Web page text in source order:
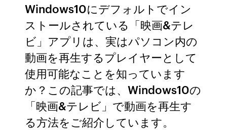
Windows10にデフォルトでイン
ストールされている「映画&テレ
ビ」アプリは、実はパソコン内の
動画を再生するプレイヤーとして
使用可能なことを知っています
か？この記事では、Windows10の
「映画&テレビ」で動画を再生す
る方法をご紹介しています。